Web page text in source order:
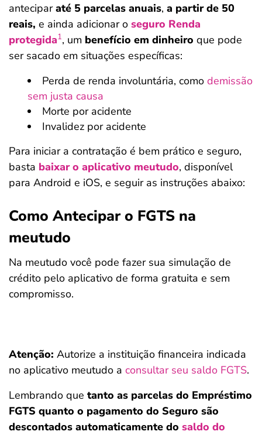
anteciparaté 5 parcelas anuais, a partir de 50
reais, e ainda adicionar o seguro Renda
protegida1, um benefício em dinheiro que pode
ser sacado em situações específicas:
Perda de renda involuntária, como demissão
sem justa causa
Morte por acidente
Invalidez por acidente
Para iniciar a contratação é bem prático e seguro,
basta baixar o aplicativo meutudo, disponível
para Android e iOS, e seguir as instruções abaixo:
Como Antecipar o FGTS na
meutudo
Na meutudo você pode fazer sua simulação de
crédito pelo aplicativo de forma gratuita e sem
compromisso.
Atenção: Autorize a instituição financeira indicada
no aplicativo meutudo a consultar seu saldo FGTS.
Lembrando que tanto as parcelas do Empréstimo
FGTS quanto o pagamento do Seguro são
descontados automaticamente do saldo do